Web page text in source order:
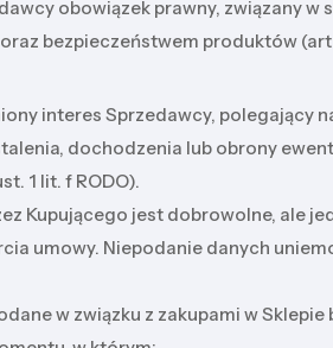
obowiązek prawny, związany w
bezpieczeństwem produktów
interes Sprzedawcy, polegający
dochodzenia lub obrony
1 lit. f RODO).
Kupującego jest dobrowolne, ale
umowy. Niepodanie danych
w związku z zakupami w Sklepie